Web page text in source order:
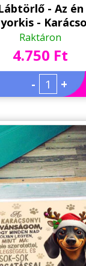
- Az
-
Raktáron
4.750 Ft
- +